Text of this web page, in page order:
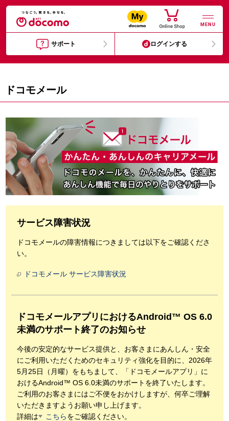
MENU
サポート ログインする
ドコモメール
サービス障害状況
ドコモメールの障害情報につきましては以下をご確認くださ
い。
ドコモメール サービス障害状況
ドコモメールアプリにおけるAndroid™ OS 6.0
未満のサポート終了のお知らせ
今後の安定的なサービス提供と、お客さまにあんしん・安全
にご利用いただくためのセキュリティ強化を目的に、2026年
5月25日（月曜）をもちまして、「ドコモメールアプリ」に
おけるAndroid™ OS 6.0未満のサポートを終了いたします。
ご利用のお客さまにはご不便をおかけしますが、何卒ご理解
いただきますようお願い申し上げます。
詳細は
こちらをご確認ください。